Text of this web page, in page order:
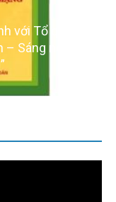
với Tổ quốc,
Sáng ngời tư